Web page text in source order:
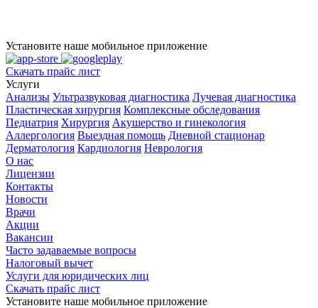
Установите наше мобильное приложение
Скачать прайс лист
Услуги
Анализы Ультразвуковая диагностика Лучевая диагностика
Пластическая хирургия Комплексные обследования
Педиатрия Хирургия Акушерство и гинекология
Аллергология Выездная помощь Дневной стационар
Дерматология Кардиология Неврология
О нас
Лицензии
Контакты
Новости
Врачи
Акции
Вакансии
Часто задаваемые вопросы
Налоговый вычет
Услуги для юридических лиц
Скачать прайс лист
Установите наше мобильное приложение